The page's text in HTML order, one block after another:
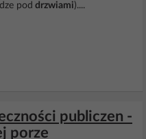
pod drzwiami)....
publiczen -
porze